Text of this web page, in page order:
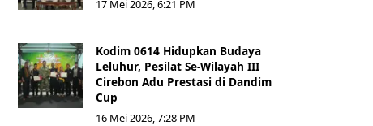
17 Mei 2026, 6:21 PM
Kodim 0614 Hidupkan Budaya
Leluhur, Pesilat Se-Wilayah III
Cirebon Adu Prestasi di Dandim
Cup
16 Mei 2026, 7:28 PM